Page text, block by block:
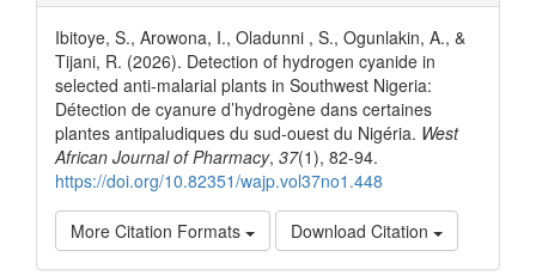
Ibitoye, S., Arowona, I., Oladunni , S., Ogunlakin, A., &
Tijani, R. (2026). Detection of hydrogen cyanide in
selected anti-malarial plants in Southwest Nigeria:
Détection de cyanure d’hydrogène dans certaines
plantes antipaludiques du sud-ouest du Nigéria. West
African Journal of Pharmacy, 37(1), 82-94.
https://doi.org/10.82351/wajp.vol37no1.448
More Citation Formats Download Citation